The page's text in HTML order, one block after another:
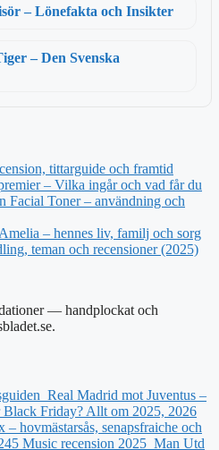
– Lönefakta och Insikter
– Den Svenska
tittarguide och framtid
– Vilka ingår och vad får du
Facial Toner – användning och
– hennes liv, familj och sorg
teman och recensioner (2025)
— handplockat och
Real Madrid mot Juventus –
Black Friday? Allt om 2025, 2026
– hovmästarsås, senapsfraiche och
Music recension 2025 Man Utd